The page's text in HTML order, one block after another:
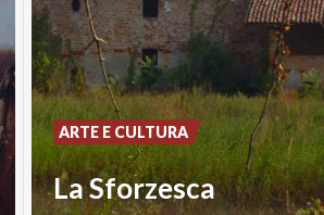
La Sforzesca
ARTE E CULTURA